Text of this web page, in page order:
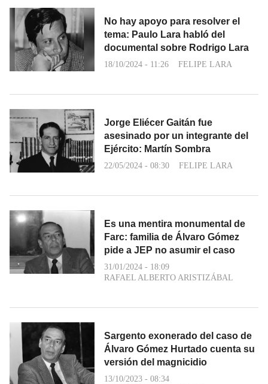
No hay apoyo para resolver el
tema: Paulo Lara habló del
documental sobre Rodrigo Lara
18/10/2024 - 11:26 FELIPE LARA
Jorge Eliécer Gaitán fue
asesinado por un integrante del
Ejército: Martín Sombra
22/05/2024 - 08:30 FELIPE LARA
Es una mentira monumental de
Farc: familia de Álvaro Gómez
pide a JEP no asumir el caso
31/01/2024 - 18:09
RAFAEL ALBERTO ARISTIZÁBAL
Sargento exonerado del caso de
Álvaro Gómez Hurtado cuenta su
versión del magnicidio
13/10/2023 - 08:34